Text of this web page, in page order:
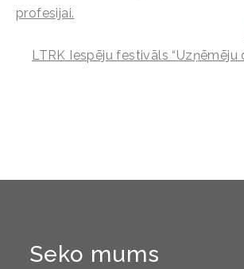
profesijai.
LTRK Iespēju festivāls
Seko mums